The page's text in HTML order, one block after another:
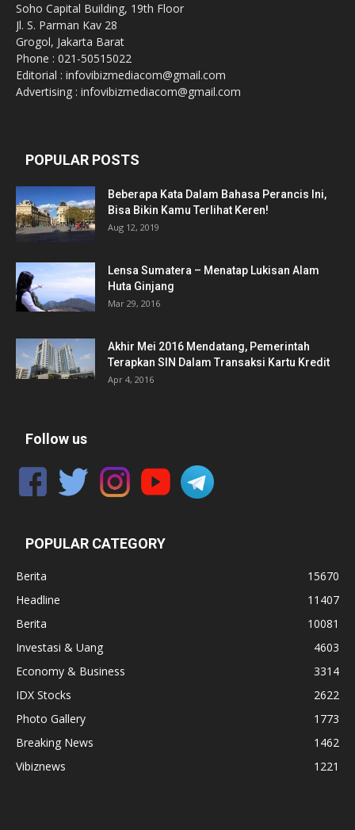
Soho Capital Building, 19th Floor
Jl. S. Parman Kav 28
Grogol, Jakarta Barat
Phone : 021-50515022
Editorial : infovibizmediacom@gmail.com
Advertising : infovibizmediacom@gmail.com
POPULAR POSTS
Beberapa Kata Dalam Bahasa Perancis Ini,
Bisa Bikin Kamu Terlihat Keren!
Aug 12, 2019
Lensa Sumatera – Menatap Lukisan Alam
Huta Ginjang
Mar 29, 2016
Akhir Mei 2016 Mendatang, Pemerintah
Terapkan SIN Dalam Transaksi Kartu Kredit
Apr 4, 2016
Follow us
POPULAR CATEGORY
Berita
15670
Headline
11407
Berita
10081
Investasi & Uang
4603
Economy & Business
3314
IDX Stocks
2622
Photo Gallery
1773
Breaking News
1462
Vibiznews
1221